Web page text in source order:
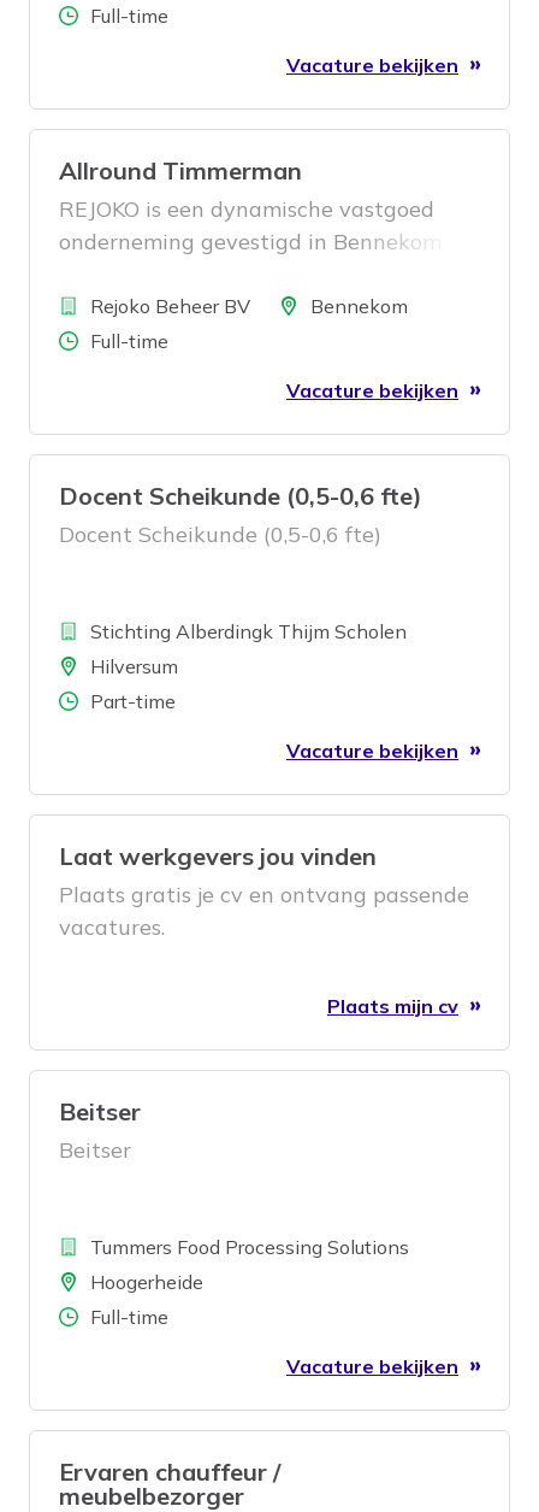
Aantal uren
Full-time
Vacature bekijken
Allround Timmerman
REJOKO is een dynamische vastgoed
onderneming gevestigd in Bennekom
Duitsland. Onze activiteiten variëren
van ontwikkelen tot het beheren van en
allround timmerman die van aanpakken
weet, van afwisseling houdt en er mede
locaties tevreden zijn.
BedrijfRejoko Beheer BVLocatieBennekom
Aantal uren
Full-time
Vacature bekijken
Docent Scheikunde (0,5-0,6 fte)
Docent Scheikunde (0,5-0,6 fte)
BedrijfStichting Alberdingk Thijm Scholen
LocatieHilversum
Aantal uren
Part-time
Vacature bekijken
Laat werkgevers jou vinden
Plaats gratis je cv en ontvang passende
vacatures.
Plaats mijn cv
Beitser
Beitser
BedrijfTummers Food Processing Solutions
LocatieHoogerheide
Aantal uren
Full-time
Vacature bekijken
Ervaren chauffeur /
meubelbezorger